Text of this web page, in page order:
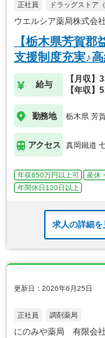
正社員 ドラッグストア
ウエルシア薬局株式会
【栃木県芳賀
支援制度充実♪
給与
【月収】
【年収】
勤務地 栃木県 芳
アクセス 真岡鐵道
年収650万円以上可 産休
年間休日120日以上
求人の詳細を
更新日：2026年6月25日
正社員 調剤薬局
にのみや薬局 有限会